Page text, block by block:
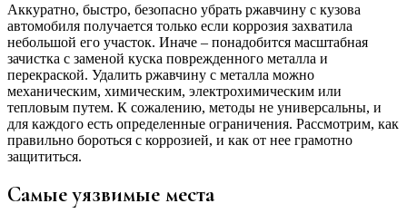
Аккуратно, быстро, безопасно убрать ржавчину с кузова
автомобиля получается только если коррозия захватила
небольшой его участок. Иначе – понадобится масштабная
зачистка с заменой куска поврежденного металла и
перекраской. Удалить ржавчину с металла можно
механическим, химическим, электрохимическим или
тепловым путем. К сожалению, методы не универсальны, и
для каждого есть определенные ограничения. Рассмотрим, как
правильно бороться с коррозией, и как от нее грамотно
защититься.
Самые уязвимые места